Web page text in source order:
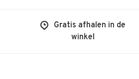
Gratis afhalen in de
winkel